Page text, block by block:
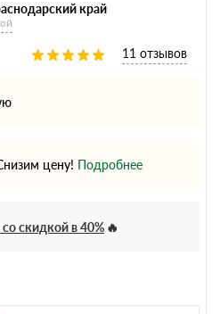
край
11 отзывов
цену! Подробнее
скидкой в 40%